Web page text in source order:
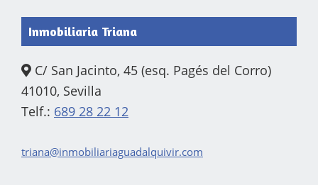
Inmobiliaria Triana
C/ San Jacinto, 45 (esq. Pagés del Corro)
41010, Sevilla
Telf.: 689 28 22 12
triana@inmobiliariaguadalquivir.com